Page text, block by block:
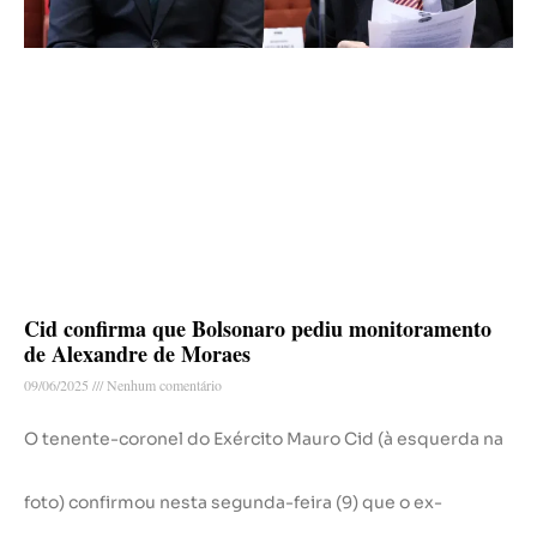
Cid confirma que Bolsonaro pediu monitoramento
de Alexandre de Moraes
09/06/2025 Nenhum comentário
O tenente-coronel do Exército Mauro Cid (à esquerda na
foto) confirmou nesta segunda-feira (9) que o ex-